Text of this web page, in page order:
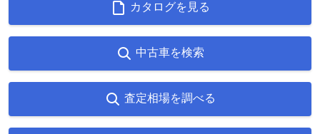
カタログを見る
中古車を検索
査定相場を調べる